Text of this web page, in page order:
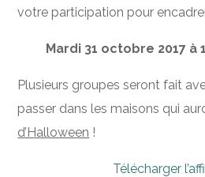
votre participation pour
Mardi 31 octobre 2017 à
Plusieurs groupes seront fait
passer dans les maisons qui
d’Halloween !
Télécharger